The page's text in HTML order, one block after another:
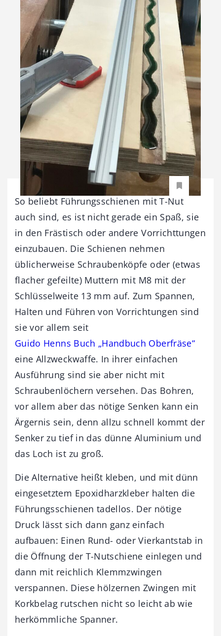
So beliebt Führungsschienen mit T-Nut
auch sind, es ist nicht gerade ein Spaß, sie
in den Frästisch oder andere Vorrichttungen
einzubauen. Die Schienen nehmen
üblicherweise Schraubenköpfe oder (etwas
flacher gefeilte) Muttern mit M8 mit der
Schlüsselweite 13 mm auf. Zum Spannen,
Halten und Führen von Vorrichtungen sind
sie vor allem seit
Guido Henns Buch „Handbuch Oberfräse“
eine Allzweckwaffe. In ihrer einfachen
Ausführung sind sie aber nicht mit
Schraubenlöchern versehen. Das Bohren,
vor allem aber das nötige Senken kann ein
Ärgernis sein, denn allzu schnell kommt der
Senker zu tief in das dünne Aluminium und
das Loch ist zu groß.
Die Alternative heißt kleben, und mit dünn
eingesetztem Epoxidharzkleber halten die
Führungsschienen tadellos. Der nötige
Druck lässt sich dann ganz einfach
aufbauen: Einen Rund- oder Vierkantstab in
die Öffnung der T-Nutschiene einlegen und
dann mit reichlich Klemmzwingen
verspannen. Diese hölzernen Zwingen mit
Korkbelag rutschen nicht so leicht ab wie
herkömmliche Spanner.